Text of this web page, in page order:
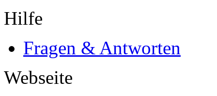
Hilfe
Fragen & Antworten
Webseite